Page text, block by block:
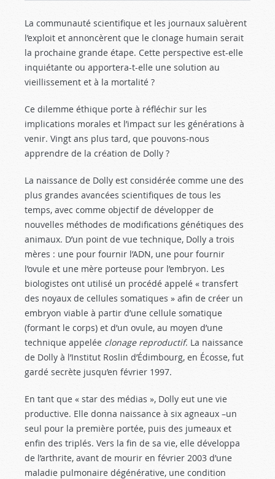
La communauté scientifique et les journaux saluèrent
l’exploit et annoncèrent que le clonage humain serait
la prochaine grande étape. Cette perspective est-elle
inquiétante ou apportera-t-elle une solution au
vieillissement et à la mortalité ?
Ce dilemme éthique porte à réfléchir sur les
implications morales et l’impact sur les générations à
venir. Vingt ans plus tard, que pouvons-nous
apprendre de la création de Dolly ?
La naissance de Dolly est considérée comme une des
plus grandes avancées scientifiques de tous les
temps, avec comme objectif de développer de
nouvelles méthodes de modifications génétiques des
animaux. D’un point de vue technique, Dolly a trois
mères : une pour fournir l’ADN, une pour fournir
l’ovule et une mère porteuse pour l’embryon. Les
biologistes ont utilisé un procédé appelé « transfert
des noyaux de cellules somatiques » afin de créer un
embryon viable à partir d’une cellule somatique
(formant le corps) et d’un ovule, au moyen d’une
technique appelée clonage reproductif. La naissance
de Dolly à l’Institut Roslin d’Édimbourg, en Écosse, fut
gardé secrète jusqu’en février 1997.
En tant que « star des médias », Dolly eut une vie
productive. Elle donna naissance à six agneaux –un
seul pour la première portée, puis des jumeaux et
enfin des triplés. Vers la fin de sa vie, elle développa
de l’arthrite, avant de mourir en février 2003 d’une
maladie pulmonaire dégénérative, une condition